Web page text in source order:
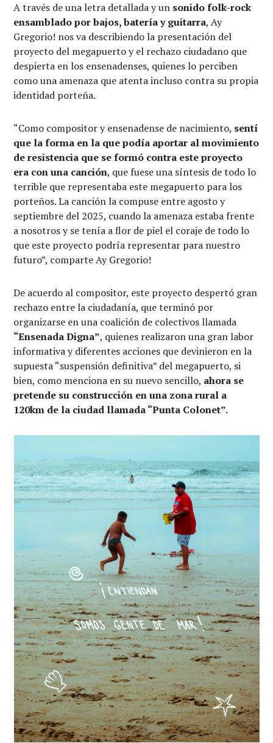
A través de una letra detallada y un sonido folk-rock
ensamblado por bajos, batería y guitarra, Ay
Gregorio! nos va describiendo la presentación del
proyecto del megapuerto y el rechazo ciudadano que
despierta en los ensenadenses, quienes lo perciben
como una amenaza que atenta incluso contra su propia
identidad porteña.
“Como compositor y ensenadense de nacimiento, sentí
que la forma en la que podía aportar al movimiento
de resistencia que se formó contra este proyecto
era con una canción, que fuese una síntesis de todo lo
terrible que representaba este megapuerto para los
porteños. La canción la compuse entre agosto y
septiembre del 2025, cuando la amenaza estaba frente
a nosotros y se tenía a flor de piel el coraje de todo lo
que este proyecto podría representar para nuestro
futuro”, comparte Ay Gregorio!
De acuerdo al compositor, este proyecto despertó gran
rechazo entre la ciudadanía, que terminó por
organizarse en una coalición de colectivos llamada
“Ensenada Digna”, quienes realizaron una gran labor
informativa y diferentes acciones que devinieron en la
supuesta “suspensión definitiva” del megapuerto, si
bien, como menciona en su nuevo sencillo, ahora se
pretende su construcción en una zona rural a
120km de la ciudad llamada “Punta Colonet”.